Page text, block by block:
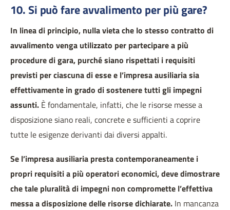
10. Si può fare avvalimento per più gare?
In linea di principio, nulla vieta che lo stesso contratto di
avvalimento venga utilizzato per partecipare a più
procedure di gara, purché siano rispettati i requisiti
previsti per ciascuna di esse e l’impresa ausiliaria sia
effettivamente in grado di sostenere tutti gli impegni
assunti. È fondamentale, infatti, che le risorse messe a
disposizione siano reali, concrete e sufficienti a coprire
tutte le esigenze derivanti dai diversi appalti.
Se l’impresa ausiliaria presta contemporaneamente i
propri requisiti a più operatori economici, deve dimostrare
che tale pluralità di impegni non compromette l’effettiva
messa a disposizione delle risorse dichiarate. In mancanza